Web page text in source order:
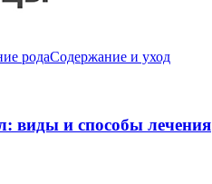
родаСодержание и уход
виды и способы лечения